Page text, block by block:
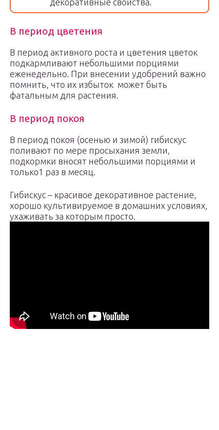
декоративные свойства.
В период цветения
В период активного роста и цветения цветок
подкармливают небольшими порциями
еженедельно. При внесении удобрений важно
помнить, что их избыток может быть
фатальным для растения.
В период покоя
В период покоя (осенью и зимой) гибискус
поливают по мере просыхания земли,
подкормки вносят небольшими порциями и
только1 раз в месяц.
Гибискус – красивое декоративное растение,
хорошо культивируемое в домашних условиях,
ухаживать за которым просто.